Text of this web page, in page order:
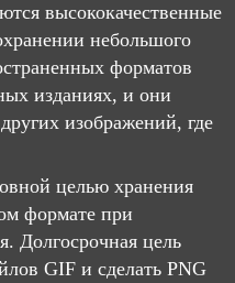
высококачественные
небольшого
форматов
изданиях, и они
изображений, где
целью хранения
формате при
Долгосрочная цель
GIF и сделать PNG